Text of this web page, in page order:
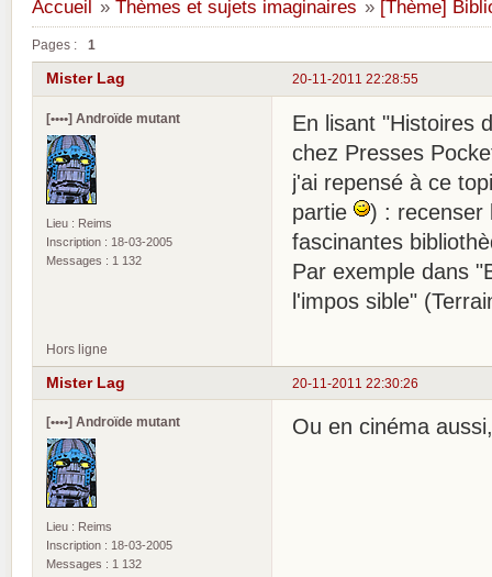
Accueil » Thèmes et sujets imaginaires » [Thème]
Pages : 1
20-11-2011 22:28:55
Mister Lag
[••••] Androïde mutant
Lieu : Reims
Inscription : 18-03-2005
Messages : 1 132
En lisant "Histoires
chez Presses
j'ai repensé à ce
partie
) : recenser
fascinantes
Par exemple dans
l'impos sible"
Hors ligne
20-11-2011 22:30:26
Mister Lag
[••••] Androïde mutant
Lieu : Reims
Inscription : 18-03-2005
Messages : 1 132
Ou en cinéma